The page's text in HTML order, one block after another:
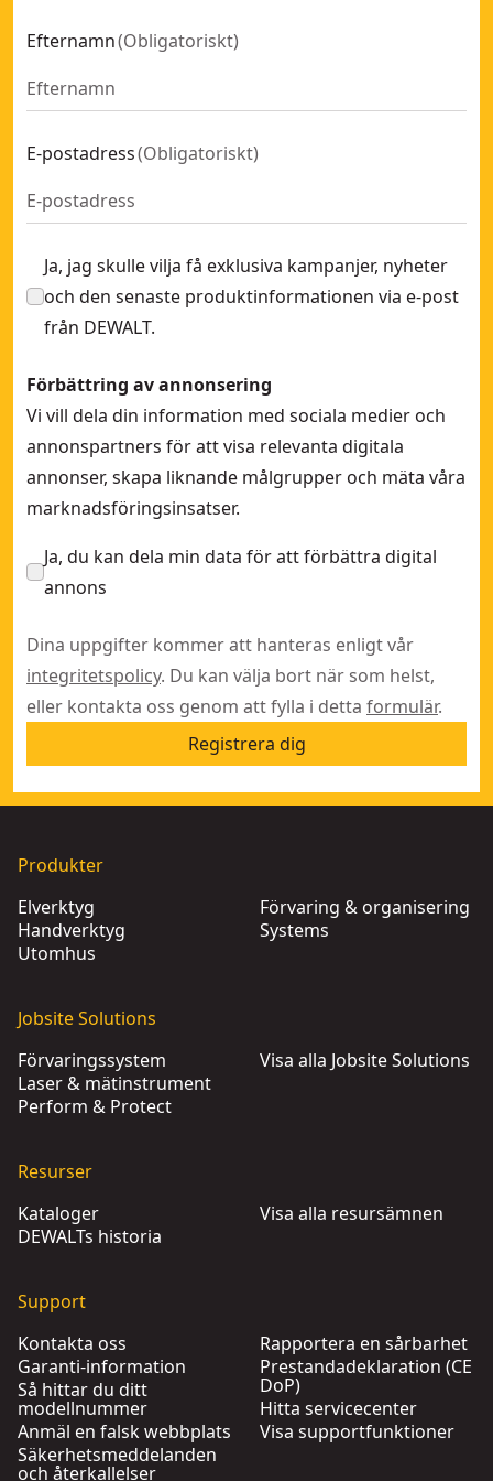
PTB-G varmförzinkad
- SKU:DFM1150660
PTB-G varmförzinkad
DM slagankare
PTB-PRO- SKU:DFM1110620
PTB-PRO- SKU:DFM1110060
Efternamn(Obligatoriskt)
E-postadress(Obligatoriskt)
Ja, jag skulle vilja få exklusiva kampanjer, nyheter
och den senaste produktinformationen via e-post
från DEWALT.
Förbättring av annonsering
Vi vill dela din information med sociala medier och
annonspartners för att visa relevanta digitala
annonser, skapa liknande målgrupper och mäta våra
marknadsföringsinsatser.
Ja, du kan dela min data för att förbättra digital
annons
Dina uppgifter kommer att hanteras enligt vår
integritetspolicy. Du kan välja bort när som helst,
eller kontakta oss genom att fylla i detta formulär.
Registrera dig
Produkter
Elverktyg
Handverktyg
Utomhus
Förvaring & organisering
Systems
Jobsite Solutions
Förvaringssystem
Laser & mätinstrument
Perform & Protect
Visa alla Jobsite Solutions
Resurser
Kataloger
DEWALTs historia
Visa alla resursämnen
Support
Kontakta oss
Garanti-information
Så hittar du ditt
modellnummer
Anmäl en falsk webbplats
Säkerhetsmeddelanden
och återkallelser
Rapportera en sårbarhet
Prestandadeklaration (CE
DoP)
Hitta servicecenter
Visa supportfunktioner